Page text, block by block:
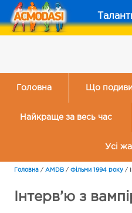
Головна Що
Найкраще за весь час
Усі
Головна / AMDB / Фільми 1994 року /
Інтерв’ю з